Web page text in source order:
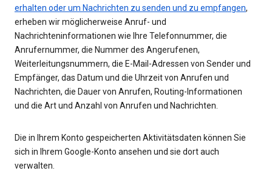
erhalten oder um Nachrichten zu senden und zu empfangen,
erheben wir möglicherweise Anruf- und
Nachrichteninformationen wie Ihre Telefonnummer, die
Anrufernummer, die Nummer des Angerufenen,
Weiterleitungsnummern, die E-Mail-Adressen von Sender und
Empfänger, das Datum und die Uhrzeit von Anrufen und
Nachrichten, die Dauer von Anrufen, Routing-Informationen
und die Art und Anzahl von Anrufen und Nachrichten.
Die in Ihrem Konto gespeicherten Aktivitätsdaten können Sie
sich in Ihrem Google-Konto ansehen und sie dort auch
verwalten.